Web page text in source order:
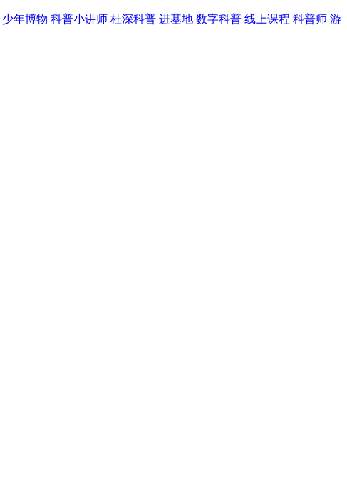
少年博物 科普小讲师 桂深科普 进基地 数字科普 线上课程 科普师 游